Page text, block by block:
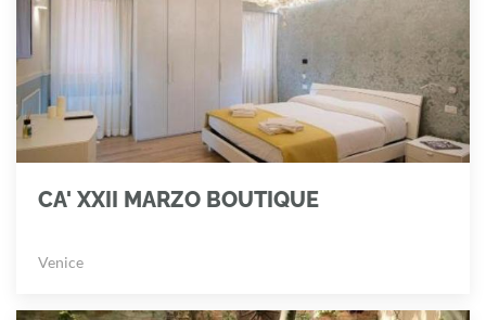
CA' XXII MARZO BOUTIQUE
Venice